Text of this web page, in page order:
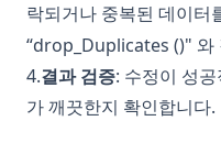
락되거나 중복된 데이터
“drop_Duplicates ()" 와
4.결과 검증: 수정이 성
가 깨끗한지 확인합니다.